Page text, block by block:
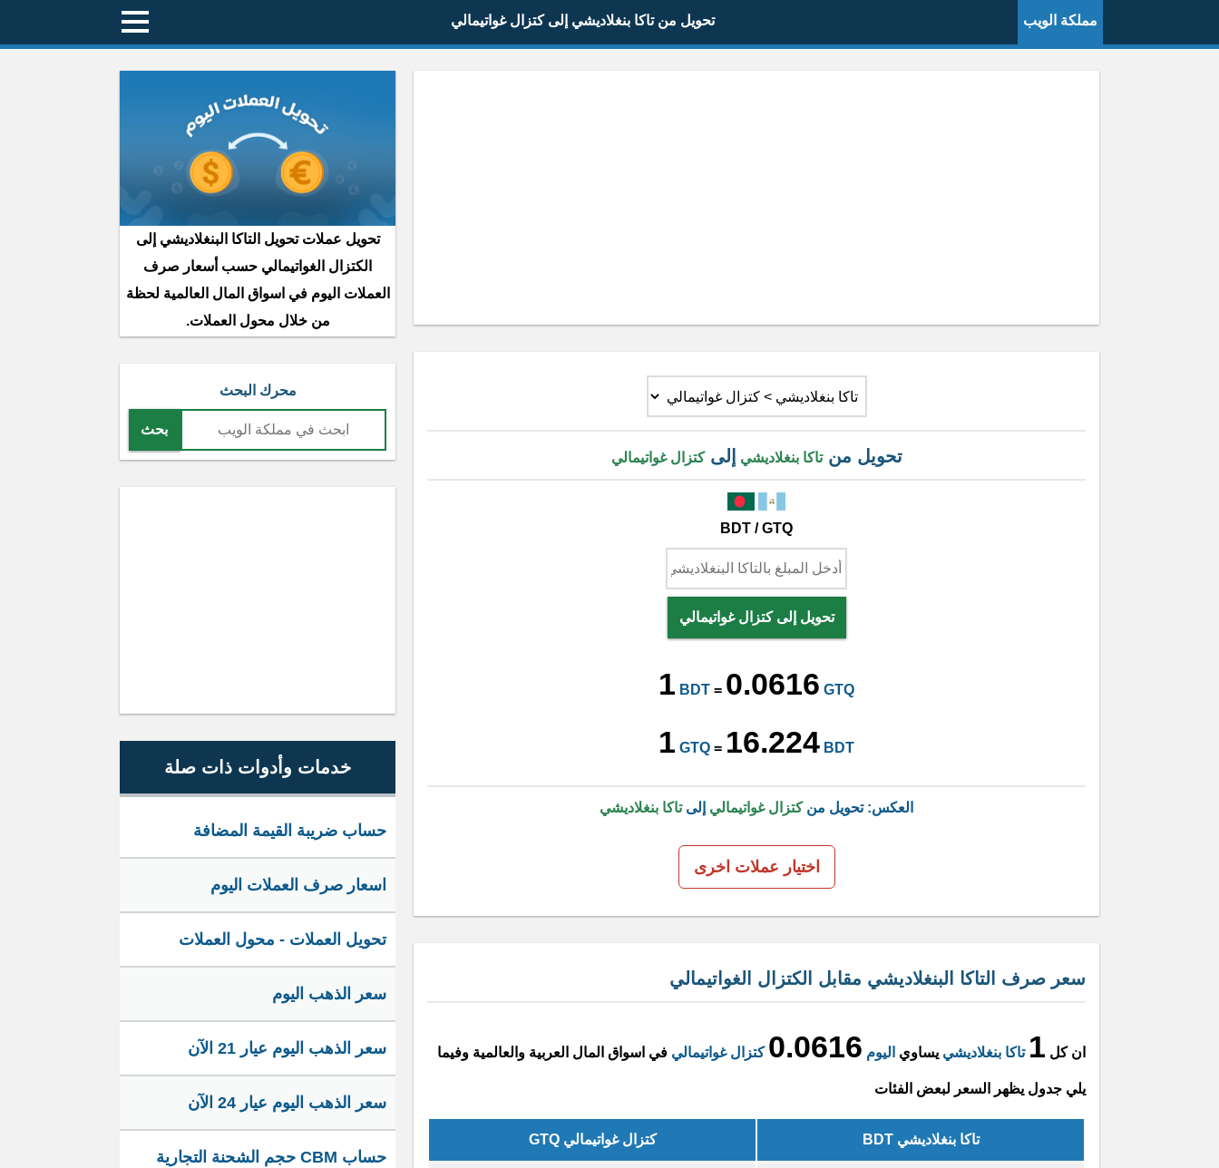
مملكة الويب تحويل من تاكا بنغلاديشي إلى كتزال غواتيمالي
تحويل منتاكا بنغلاديشي إلىكتزال غواتيمالي
BDT / GTQ
تحويل إلى كتزال غواتيمالي
1 BDT = 0.0616 GTQ
1 GTQ = 16.224 BDT
العكس: تحويل منكتزال غواتيمالي إلىتاكا بنغلاديشي
اختيار عملات اخرى
سعر صرف التاكا البنغلاديشي مقابل الكتزال الغواتيمالي
ان كل 1 تاكا بنغلاديشي يساوي اليوم 0.0616 كتزال غواتيمالي في اسواق المال العربية والعالمية وفيما
يلي جدول يظهر السعر لبعض الفئات
تاكا بنغلاديشي BDT كتزال غواتيمالي GTQ
تحويل عملات تحويل التاكا البنغلاديشي إلى
الكتزال الغواتيمالي حسب أسعار صرف
العملات اليوم في اسواق المال العالمية لحظة
من خلال محول العملات.
محرك البحث
بحث
خدمات وأدوات ذات صلة
حساب ضريبة القيمة المضافة
اسعار صرف العملات اليوم
تحويل العملات - محول العملات
سعر الذهب اليوم
سعر الذهب اليوم عيار 21 الآن
سعر الذهب اليوم عيار 24 الآن
حساب CBM حجم الشحنة التجارية